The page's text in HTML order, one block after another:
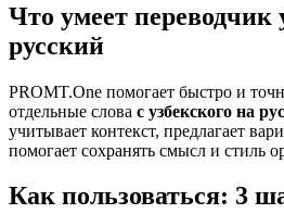
Что умеет переводчик
русский
PROMT.One помогает быстро и
отдельные слова с узбекского на
учитывает контекст, предлагает
помогает сохранять смысл и стиль
Как пользоваться: 3